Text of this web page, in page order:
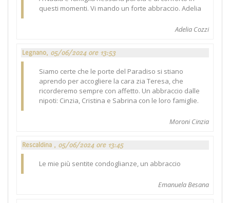
questi momenti. Vi mando un forte abbraccio. Adelia
Adelia Cozzi
Legnano, 05/06/2024 ore 13:53
Siamo certe che le porte del Paradiso si stiano
aprendo per accogliere la cara zia Teresa, che
ricorderemo sempre con affetto. Un abbraccio dalle
nipoti: Cinzia, Cristina e Sabrina con le loro famiglie.
Moroni Cinzia
Rescaldina , 05/06/2024 ore 13:45
Le mie più sentite condoglianze, un abbraccio
Emanuela Besana